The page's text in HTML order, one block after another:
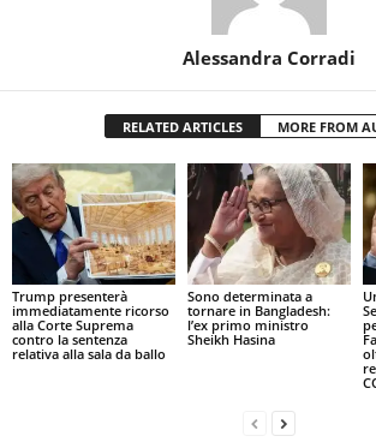
Alessandra Corradi
RELATED ARTICLES MORE FROM
Trump presenterà
immediatamente ricorso
alla Corte Suprema
contro la sentenza
relativa alla sala da ballo
Sono determinata a
tornare in Bangladesh:
l’ex primo ministro
Sheikh Hasina